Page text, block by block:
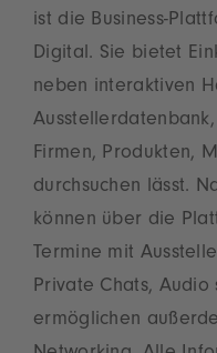
ist die Business-
Digital. Sie bietet
neben interaktiven
Firmen, Produkten,
durchsuchen lässt.
können über die
Termine mit
Private Chats, Audio
ermöglichen